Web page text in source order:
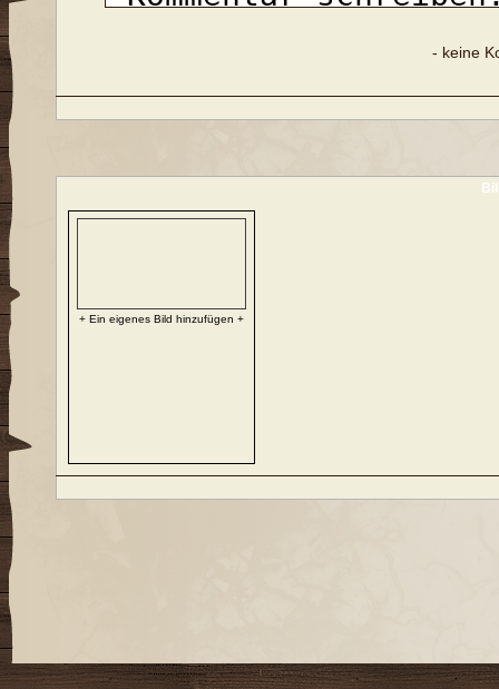
- keine
+ Ein eigenes Bild hinzufügen +